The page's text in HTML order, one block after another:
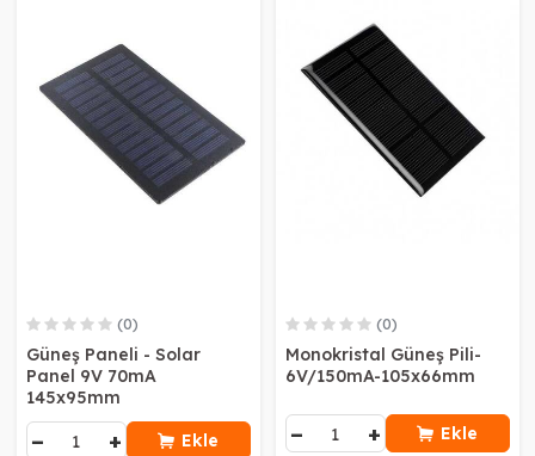
(0)
Güneş Paneli - Solar
Panel 9V 70mA
145x95mm
− + Ekle
(0)
Monokristal Güneş Pili-
6V/150mA-105x66mm
− + Ekle